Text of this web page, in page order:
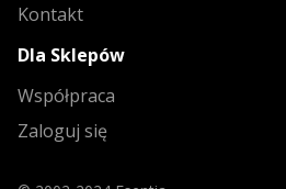
Kontakt
Dla Sklepów
Współpraca
Zaloguj się